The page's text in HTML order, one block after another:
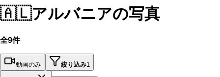
🇦🇱アルバニアの写真
全9件
動画のみ 絞り込み1